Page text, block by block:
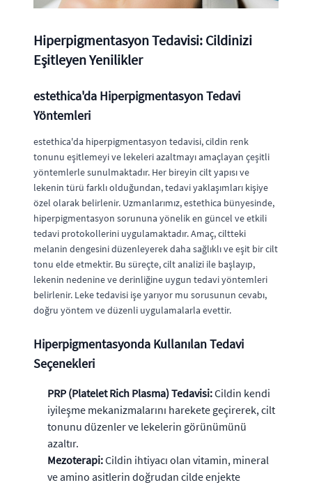
Hiperpigmentasyon Tedavisi: Cildinizi
Eşitleyen Yenilikler
estethica'da Hiperpigmentasyon Tedavi
Yöntemleri
estethica'da hiperpigmentasyon tedavisi, cildin renk
tonunu eşitlemeyi ve lekeleri azaltmayı amaçlayan çeşitli
yöntemlerle sunulmaktadır. Her bireyin cilt yapısı ve
lekenin türü farklı olduğundan, tedavi yaklaşımları kişiye
özel olarak belirlenir. Uzmanlarımız, estethica bünyesinde,
hiperpigmentasyon sorununa yönelik en güncel ve etkili
tedavi protokollerini uygulamaktadır. Amaç, ciltteki
melanin dengesini düzenleyerek daha sağlıklı ve eşit bir cilt
tonu elde etmektir. Bu süreçte, cilt analizi ile başlayıp,
lekenin nedenine ve derinliğine uygun tedavi yöntemleri
belirlenir. Leke tedavisi işe yarıyor mu sorusunun cevabı,
doğru yöntem ve düzenli uygulamalarla evettir.
Hiperpigmentasyonda Kullanılan Tedavi
Seçenekleri
PRP (Platelet Rich Plasma) Tedavisi:Cildin kendi
iyileşme mekanizmalarını harekete geçirerek, cilt
tonunu düzenler ve lekelerin görünümünü
azaltır.
Mezoterapi:Cildin ihtiyacı olan vitamin, mineral
ve amino asitlerin doğrudan cilde enjekte